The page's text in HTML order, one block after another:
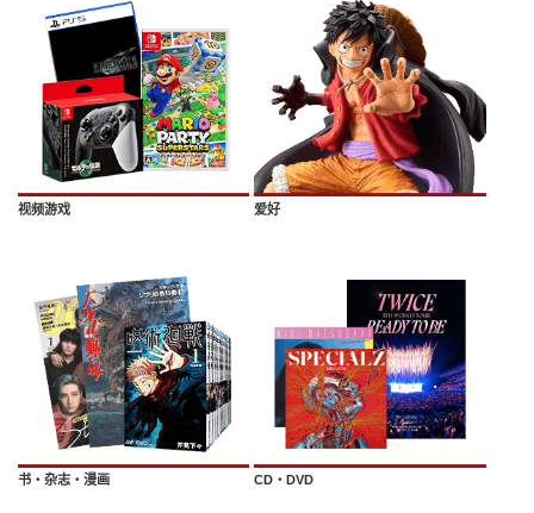
视频游戏 爱好
书・杂志・漫画 CD・DVD